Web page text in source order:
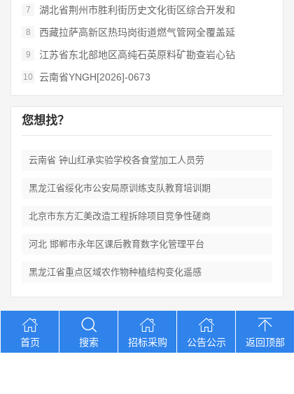
7 湖北省荆州市胜利街历史文化街区综合开发和
8 西藏拉萨高新区热玛岗街道燃气管网全覆盖延
9 江苏省东北部地区高纯石英原料矿勘查岩心钻
10 云南省YNGH[2026]-0673
您想找？
云南省 钟山红承实验学校各食堂加工人员劳
黑龙江省绥化市公安局原训练支队教育培训期
北京市东方汇美改造工程拆除项目竞争性磋商
河北 邯郸市永年区课后教育数字化管理平台
黑龙江省重点区域农作物种植结构变化遥感
Copyright © 2012-2026 中招招标网 版权所有 网站备案号：京
ICP备2023026371号-2
首页 搜索 招标采购 公告公示 返回顶部